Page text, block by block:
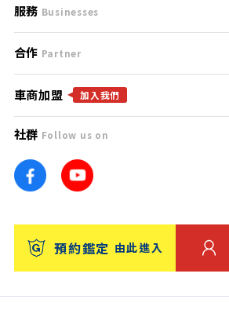
服務條款
免責聲明
隱私權政策
團隊
車訊網
台灣優良中古車商大獎
支援中心
聯絡我們
服務 Businesses
什麼是Goo鑑定？
找好車
找好店
找海外車
消費者評價
保固
合作 Partner
合作夥伴
廣告合作
車商加盟 加入我們
社群 Follow us on
預約鑑定 由此進入